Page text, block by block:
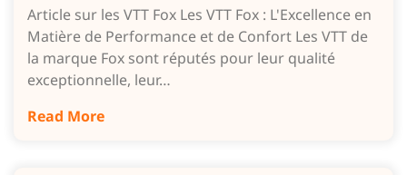
Article sur les VTT Fox Les VTT Fox : L'Excellence en
Matière de Performance et de Confort Les VTT de
la marque Fox sont réputés pour leur qualité
exceptionnelle, leur…
Read More